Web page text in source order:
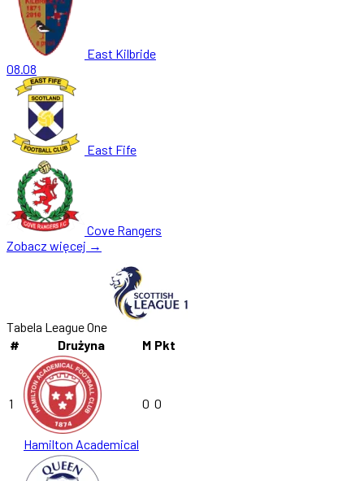
East Kilbride
08.08
East Fife
Cove Rangers
Zobacz więcej →
Tabela League One
#
Drużyna M Pkt
1
Hamilton Academical
0 0